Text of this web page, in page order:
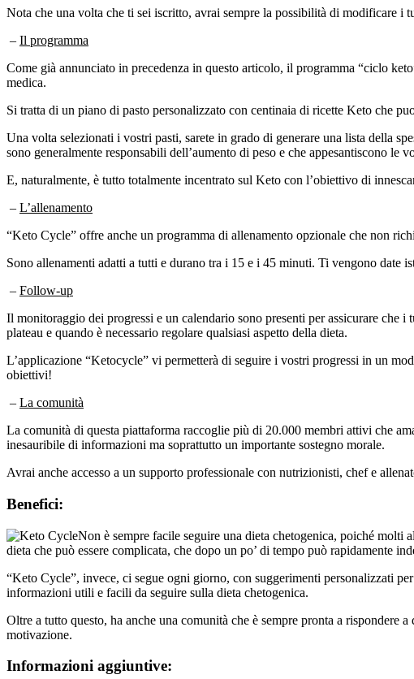
Nota che una volta che ti sei iscritto, avrai sempre la possibilità di modificare i
– Il programma
Come già annunciato in precedenza in questo articolo, il programma “ciclo
medica.
Si tratta di un piano di pasto personalizzato con centinaia di ricette Keto che
Una volta selezionati i vostri pasti, sarete in grado di generare una lista della
sono generalmente responsabili dell’aumento di peso e che appesantiscono le
E, naturalmente, è tutto totalmente incentrato sul Keto con l’obiettivo di
– L’allenamento
“Keto Cycle” offre anche un programma di allenamento opzionale che non
Sono allenamenti adatti a tutti e durano tra i 15 e i 45 minuti. Ti vengono date
– Follow-up
Il monitoraggio dei progressi e un calendario sono presenti per assicurare che
plateau e quando è necessario regolare qualsiasi aspetto della dieta.
L’applicazione “Ketocycle” vi permetterà di seguire i vostri progressi in un
obiettivi!
– La comunità
La comunità di questa piattaforma raccoglie più di 20.000 membri attivi che
inesauribile di informazioni ma soprattutto un importante sostegno morale.
Avrai anche accesso a un supporto professionale con nutrizionisti, chef e
Benefici:
Non è sempre facile seguire una dieta chetogenica, poiché molti
dieta che può essere complicata, che dopo un po’ di tempo può rapidamente
“Keto Cycle”, invece, ci segue ogni giorno, con suggerimenti personalizzati
informazioni utili e facili da seguire sulla dieta chetogenica.
Oltre a tutto questo, ha anche una comunità che è sempre pronta a
motivazione.
Informazioni aggiuntive: